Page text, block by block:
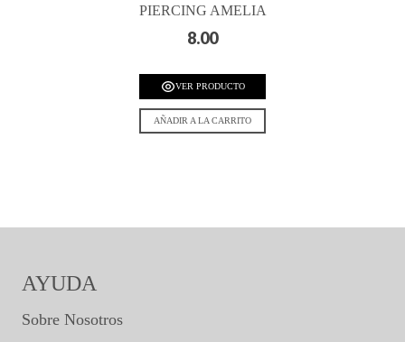
PIERCING AMELIA
8.00
VER PRODUCTO
AÑADIR A LA CARRITO
AYUDA
Sobre Nosotros